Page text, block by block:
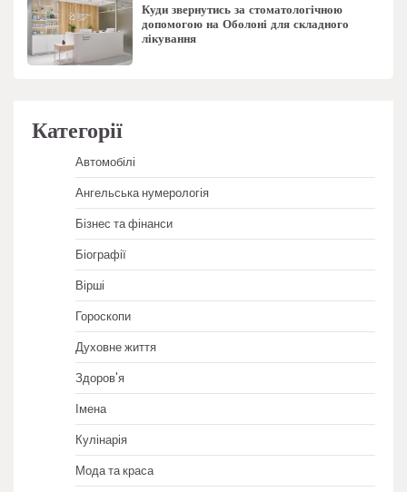
Куди звернутись за стоматологічною
допомогою на Оболоні для складного
лікування
Категорії
Автомобілі
Ангельська нумерологія
Бізнес та фінанси
Біографії
Вірші
Гороскопи
Духовне життя
Здоров'я
Імена
Кулінарія
Мода та краса